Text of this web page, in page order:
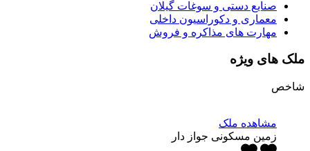
صنایع دستی و سوغات گیلان
معماری و دکوراسیون داخلی
مهارت های مذاکره و فروش
ملک های ویژه
شاخص
مشاهده ملک
زمین مسکونی جواز دار